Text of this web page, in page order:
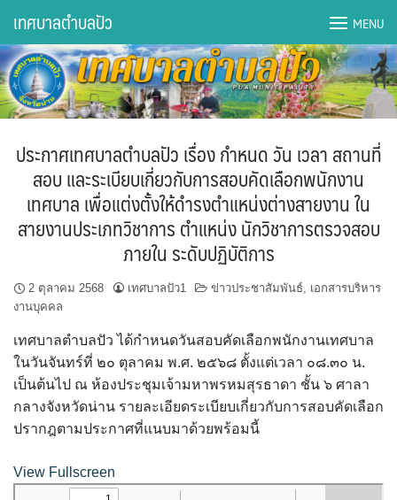
content
DWQA Ask Question
DWQA Questions
กองการศึกษา
กองคลัง
กองยุทธศาสตร์และงบประมาณ
กองสาธารณสุขฯ
การเปิดเผยข้อมูลข่าวสารปี 2566 integrity transparency
assessment ITA2023
เทศบาลตำบลปัว MENU
ประกาศเทศบาลตำบลปัว เรื่อง กำหนด วัน เวลา สถานที่
สอบ และระเบียบเกี่ยวกับการสอบคัดเลือกพนักงาน
เทศบาล เพื่อแต่งตั้งให้ดำรงตำแหน่งต่างสายงาน ใน
สายงานประเภทวิชาการ ตำแหน่ง นักวิชาการตรวจสอบ
ภายใน ระดับปฏิบัติการ
2 ตุลาคม 2568 เทศบาลปัว1 ข่าวประชาสัมพันธ์, เอกสารบริหาร
งานบุคคล
เทศบาลตำบลปัว ได้กำหนดวันสอบคัดเลือกพนักงานเทศบาล
ในวันจันทร์ที่ ๒๐ ตุลาคม พ.ศ. ๒๕๖๘ ตั้งแต่เวลา ๐๘.๓๐ น.
เป็นต้นไป ณ ห้องประชุมเจ้ามหาพรหมสุรธาดา ชั้น ๖ ศาลา
กลางจังหวัดน่าน รายละเอียดระเบียบเกี่ยวกับการสอบคัดเลือก
ปรากฎตามประกาศที่แนบมาด้วยพร้อมนี้
View Fullscreen